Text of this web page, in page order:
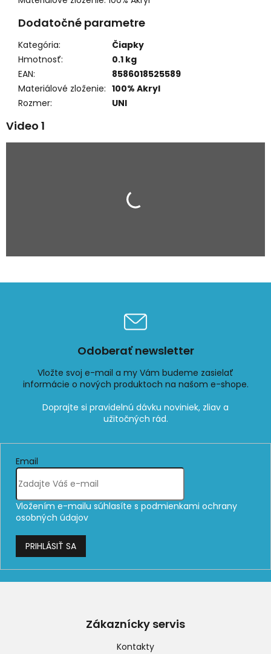
Dodatočné parametre
Kategória:
Čiapky
Hmotnosť:
0.1 kg
EAN:
8586018525589
Materiálové zloženie: 100% Akryl
Rozmer: UNI
Video 1
Odoberať newsletter
Vložte svoj e-mail a my Vám budeme zasielať
informácie o nových produktoch na našom e-shope.
Email
Vložením e-mailu súhlasíte s podmienkami ochrany
osobných údajov
PRIHLÁSIŤ SA
Zákaznícky servis
Kontakty